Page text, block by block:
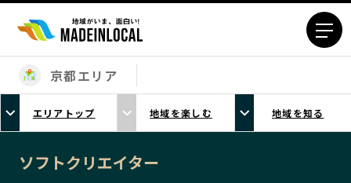
エリアから探す
北海道エリア
青森エリア
岩手エリア
京都エリア
エリアトップ 地域を楽しむ 地域を知る
ソフトクリエイター